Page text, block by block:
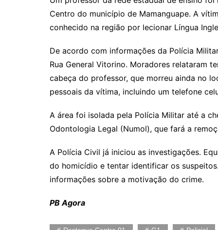
Centro do município de Mamanguape. A
conhecido na região por lecionar Língua
De acordo com informações da Polícia
Rua General Vitorino. Moradores relataram
cabeça do professor, que morreu ainda no
pessoais da vítima, incluindo um telefone
A área foi isolada pela Polícia Militar até a
Odontologia Legal (Numol), que fará a
A Polícia Civil já iniciou as investigações.
do homicídio e tentar identificar os
informações sobre a motivação do crime.
PB Agora